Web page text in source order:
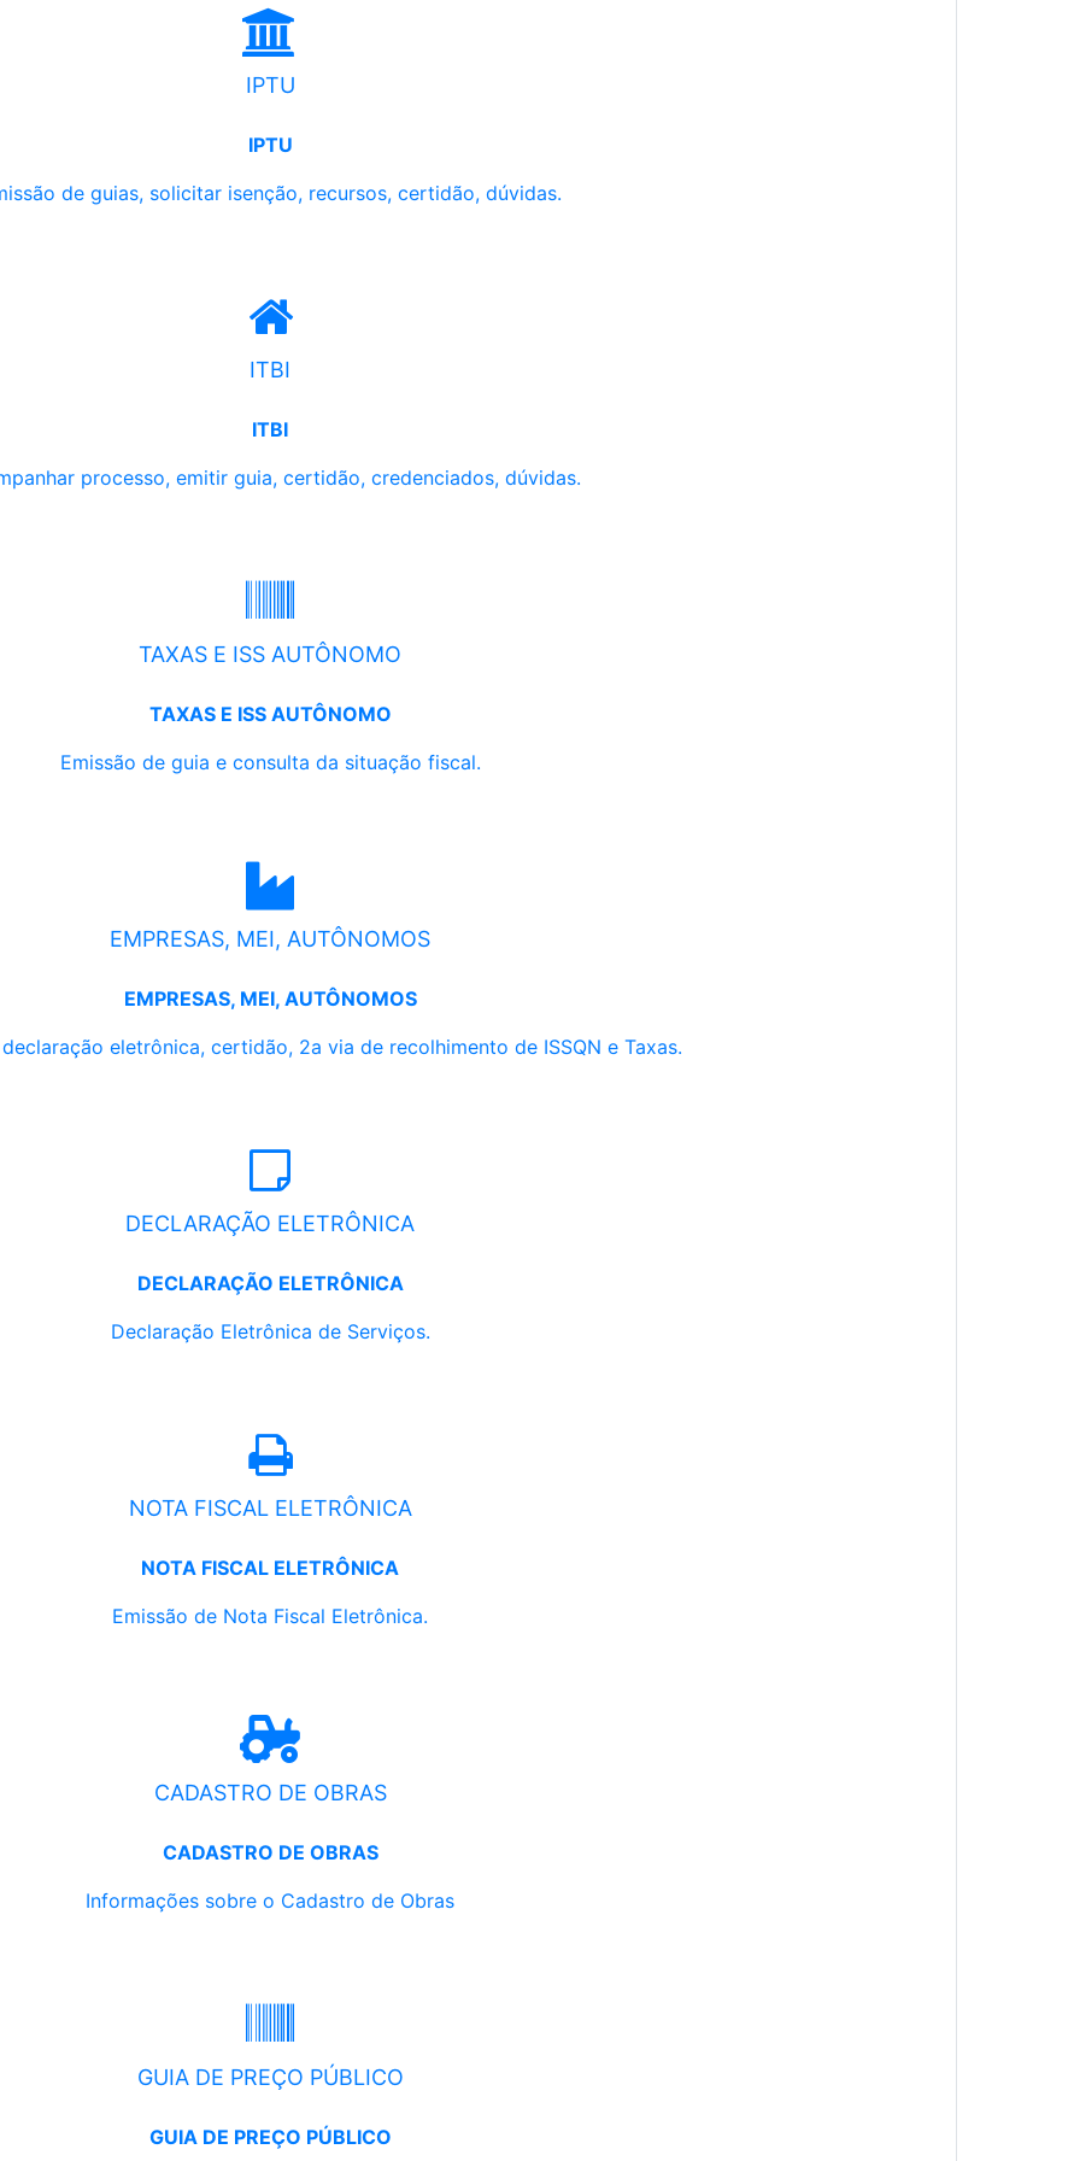
IPTU
IPTU
de guias, solicitar isenção, recursos, certidão, dúvidas.
ITBI
ITBI
processo, emitir guia, certidão, credenciados, dúvidas.
TAXAS E ISS AUTÔNOMO
TAXAS E ISS AUTÔNOMO
Emissão de guia e consulta da situação fiscal.
EMPRESAS, MEI, AUTÔNOMOS
EMPRESAS, MEI, AUTÔNOMOS
eletrônica, certidão, 2a via de recolhimento de ISSQN e Taxas.
DECLARAÇÃO ELETRÔNICA
DECLARAÇÃO ELETRÔNICA
Declaração Eletrônica de Serviços.
NOTA FISCAL ELETRÔNICA
NOTA FISCAL ELETRÔNICA
Emissão de Nota Fiscal Eletrônica.
CADASTRO DE OBRAS
CADASTRO DE OBRAS
Informações sobre o Cadastro de Obras
GUIA DE PREÇO PÚBLICO
GUIA DE PREÇO PÚBLICO